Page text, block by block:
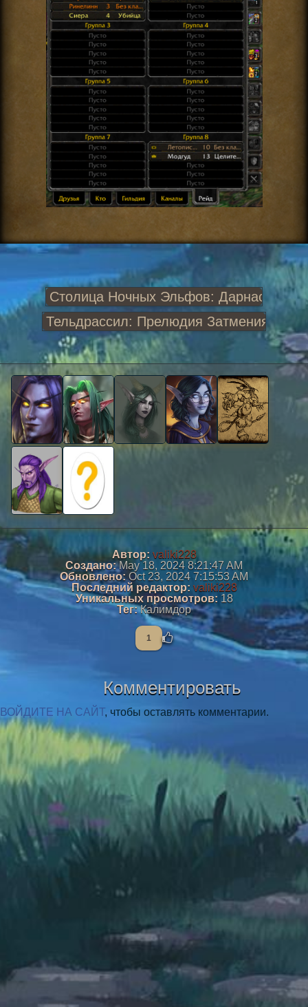
Столица Ночных Эльфов: Дарнас
Тельдрассил: Прелюдия Затмения
Автор: valiki228
Создано: May 18, 2024 8:21:47 AM
Обновлено: Oct 23, 2024 7:15:53 AM
Последний редактор: valiki228
Уникальных просмотров: 18
Тег: Калимдор
1
Комментировать
ВОЙДИТЕ НА САЙТ, чтобы оставлять комментарии.